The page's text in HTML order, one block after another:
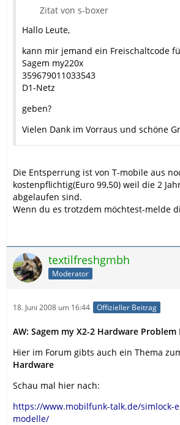
Zitat von s-boxer
Hallo Leute,
kann mir jemand ein Freischaltcode
Sagem my220x
359679011033543
D1-Netz
geben?
Vielen Dank im Vorraus und schöne
Die Entsperrung ist von T-mobile aus
kostenpflichtig(Euro 99,50) weil die 2
abgelaufen sind.
Wenn du es trotzdem möchtest-melde
textilfreshgmbh
Moderator
18. Juni 2008 um 16:44 Offizieller Beitrag
AW: Sagem my X2-2 Hardware
Hier im Forum gibts auch ein Thema
Hardware
Schau mal hier nach:
https://www.mobilfunk-talk.de/simlock-
modelle/